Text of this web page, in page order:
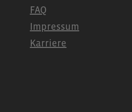
FAQ
Impressum
Karriere